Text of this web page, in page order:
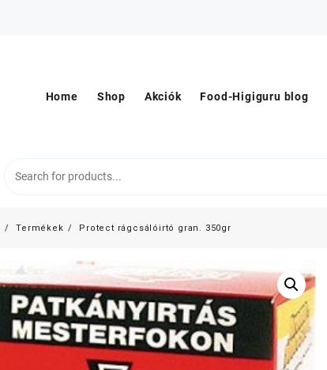
Home Shop Akciók Food-Higiguru blog
Termékek Protect rágcsálóirtó gran. 350gr